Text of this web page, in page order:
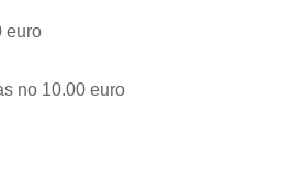
euro
no 10.00 euro